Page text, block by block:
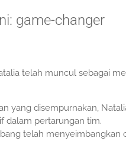
game-changer
telah muncul sebagai
yang disempurnakan,
dalam pertarungan tim.
telah